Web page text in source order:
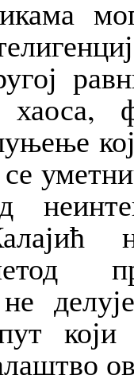
хаоса,
се
не